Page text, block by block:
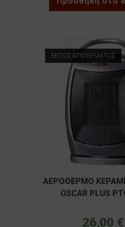
ΕΚΤΌΣ ΑΠΟΘΈΜΑΤΟΣ
ΑΕΡΟΘΕΡΜΟ
OSCAR PLUS
26,00 €